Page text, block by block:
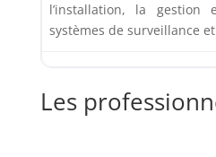
l’installation, la gestion
systèmes de surveillance
Les